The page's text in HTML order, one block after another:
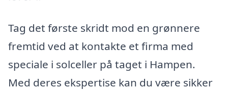
Tag det første skridt mod en grønnere
fremtid ved at kontakte et firma med
speciale i solceller på taget i Hampen.
Med deres ekspertise kan du være sikker